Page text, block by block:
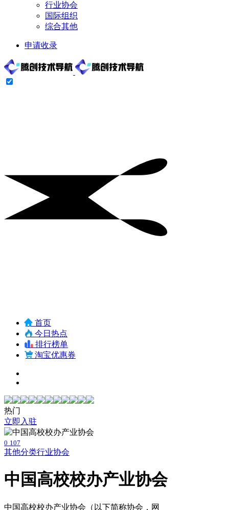
行业协会
国际组织
综合其他
申请收录
首页
今日热点
排行榜单
淘宝优惠券
热门
立即入驻
0 107
其他分类行业协会
中国高校校办产业协会
中国高校校办产业协会（以下简称协会，网